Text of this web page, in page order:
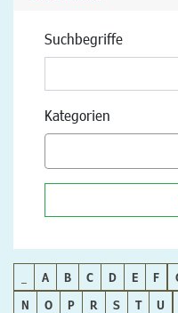
Suchbegriffe
Kategorien
A B C D E F
N
O P R S T U